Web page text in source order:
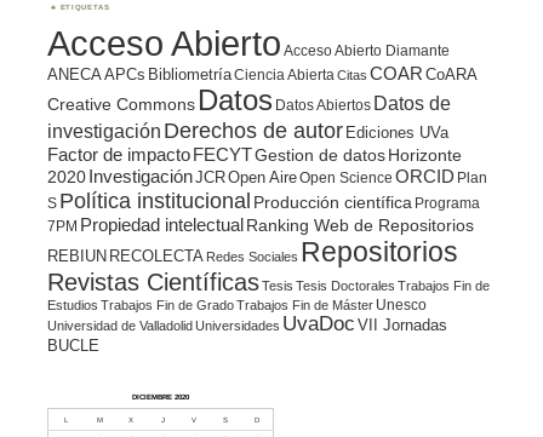
ETIQUETAS
Acceso Abierto Acceso Abierto Diamante
ANECA APCs BibliometríaCiencia Abierta Citas COAR CoARA
Creative Commons Datos Datos Abiertos Datos de
investigación Derechos de autor Ediciones UVa
Factor de impacto FECYTGestion de datosHorizonte
2020 InvestigaciónJCROpen AireOpen Science ORCID Plan
S Política institucional Producción científica Programa
7PM Propiedad intelectualRanking Web de Repositorios
REBIUN RECOLECTA Redes Sociales Repositorios
Revistas CientíficasTesis Tesis Doctorales Trabajos Fin de
Estudios Trabajos Fin de GradoTrabajos Fin de Máster Unesco
Universidad de ValladolidUniversidades UvaDoc VII Jornadas
BUCLE
DICIEMBRE 2020
L M X J V S D